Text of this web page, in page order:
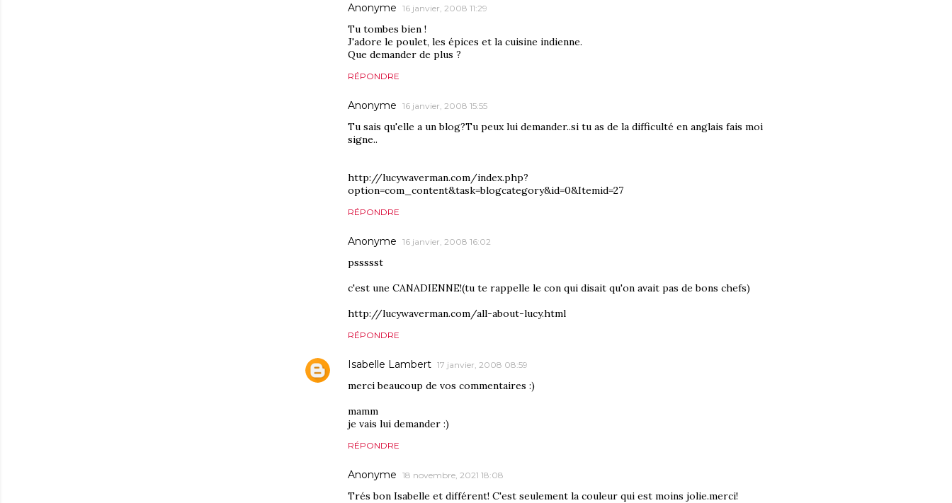
Anonyme 16 janvier, 2008 11:29
Tu tombes bien !
J'adore le poulet, les épices et la cuisine indienne.
Que demander de plus ?
RÉPONDRE
Anonyme 16 janvier, 2008 15:55
Tu sais qu'elle a un blog?Tu peux lui demander..si tu as de la difficulté en anglais fais moi
signe..
http://lucywaverman.com/index.php?
option=com_content&task=blogcategory&id=0&Itemid=27
RÉPONDRE
Anonyme 16 janvier, 2008 16:02
pssssst
c'est une CANADIENNE!(tu te rappelle le con qui disait qu'on avait pas de bons chefs)
http://lucywaverman.com/all-about-lucy.html
RÉPONDRE
Isabelle Lambert 17 janvier, 2008 08:59
merci beaucoup de vos commentaires :)
mamm
je vais lui demander :)
RÉPONDRE
Anonyme 18 novembre, 2021 18:08
Trés bon Isabelle et différent! C'est seulement la couleur qui est moins jolie.merci!